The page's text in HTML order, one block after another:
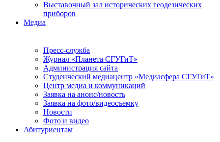
Выставочный зал исторических геодезических
приборов
Медиа
Пресс-служба
Журнал «Планета СГУГиТ»
Администрация сайта
Студенческий медиацентр «Медиасфера СГУГиТ»
Центр медиа и коммуникаций
Заявка на анонс/новость
Заявка на фото/видеосъемку
Новости
Фото и видео
Абитуриентам